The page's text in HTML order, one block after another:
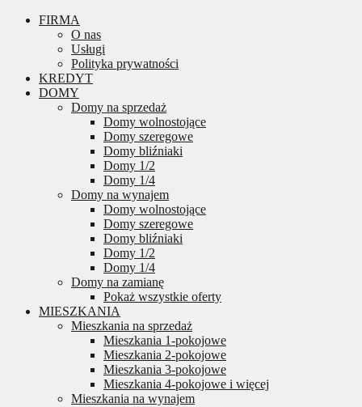
FIRMA
O nas
Usługi
Polityka prywatności
KREDYT
DOMY
Domy na sprzedaż
Domy wolnostojące
Domy szeregowe
Domy bliźniaki
Domy 1/2
Domy 1/4
Domy na wynajem
Domy wolnostojące
Domy szeregowe
Domy bliźniaki
Domy 1/2
Domy 1/4
Domy na zamianę
Pokaż wszystkie oferty
MIESZKANIA
Mieszkania na sprzedaż
Mieszkania 1-pokojowe
Mieszkania 2-pokojowe
Mieszkania 3-pokojowe
Mieszkania 4-pokojowe i więcej
Mieszkania na wynajem